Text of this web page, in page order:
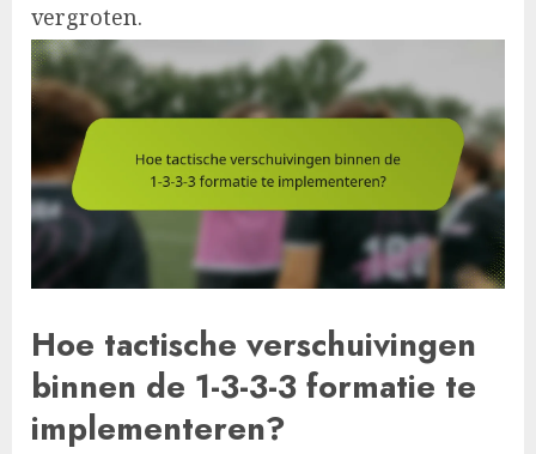
vergroten.
Hoe tactische verschuivingen
binnen de 1-3-3-3 formatie te
implementeren?